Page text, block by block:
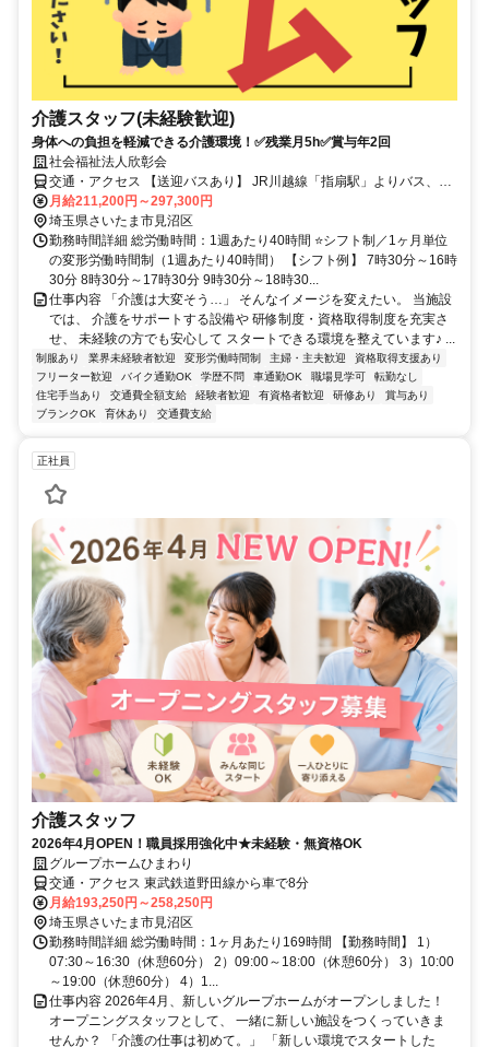
介護スタッフ(未経験歓迎)
身体への負担を軽減できる介護環境！✅残業月5h✅賞与年2回
社会福祉法人欣彰会
交通・アクセス 【送迎バスあり】 JR川越線「指扇駅」よりバス、
「峰岸団地」下車徒歩5分
月給211,200円～297,300円
埼玉県さいたま市見沼区
勤務時間詳細 総労働時間：1週あたり40時間 ⭐シフト制／1ヶ月単位
の変形労働時間制（1週あたり40時間） 【シフト例】 7時30分～16時
30分 8時30分～17時30分 9時30分～18時30...
仕事内容 「介護は大変そう…」 そんなイメージを変えたい。 当施設
では、 介護をサポートする設備や 研修制度・資格取得制度を充実さ
せ、 未経験の方でも安心して スタートできる環境を整えています♪ ...
制服あり 業界未経験者歓迎 変形労働時間制 主婦・主夫歓迎
資格取得支援あり
フリーター歓迎
バイク通勤OK 学歴不問 車通勤OK 職場見学可
転勤なし
住宅手当あり
交通費全額支給 経験者歓迎 有資格者歓迎 研修あり
賞与あり
ブランクOK
育休あり 交通費支給
正社員
介護スタッフ
2026年4月OPEN！職員採用強化中★未経験・無資格OK
グループホームひまわり
交通・アクセス 東武鉄道野田線から車で8分
月給193,250円～258,250円
埼玉県さいたま市見沼区
勤務時間詳細 総労働時間：1ヶ月あたり169時間 【勤務時間】 1）
07:30～16:30（休憩60分） 2）09:00～18:00（休憩60分） 3）10:00
～19:00（休憩60分） 4）1...
仕事内容 2026年4月、新しいグループホームがオープンしました！
オープニングスタッフとして、 一緒に新しい施設をつくっていきま
せんか？ 「介護の仕事は初めて。」 「新しい環境でスタートした